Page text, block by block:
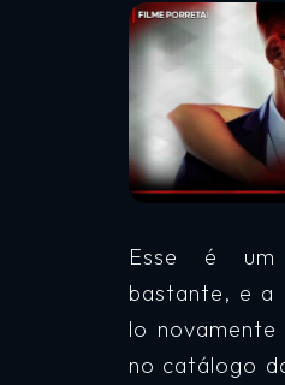
Esse é
bastante, e a
lo
no catálogo